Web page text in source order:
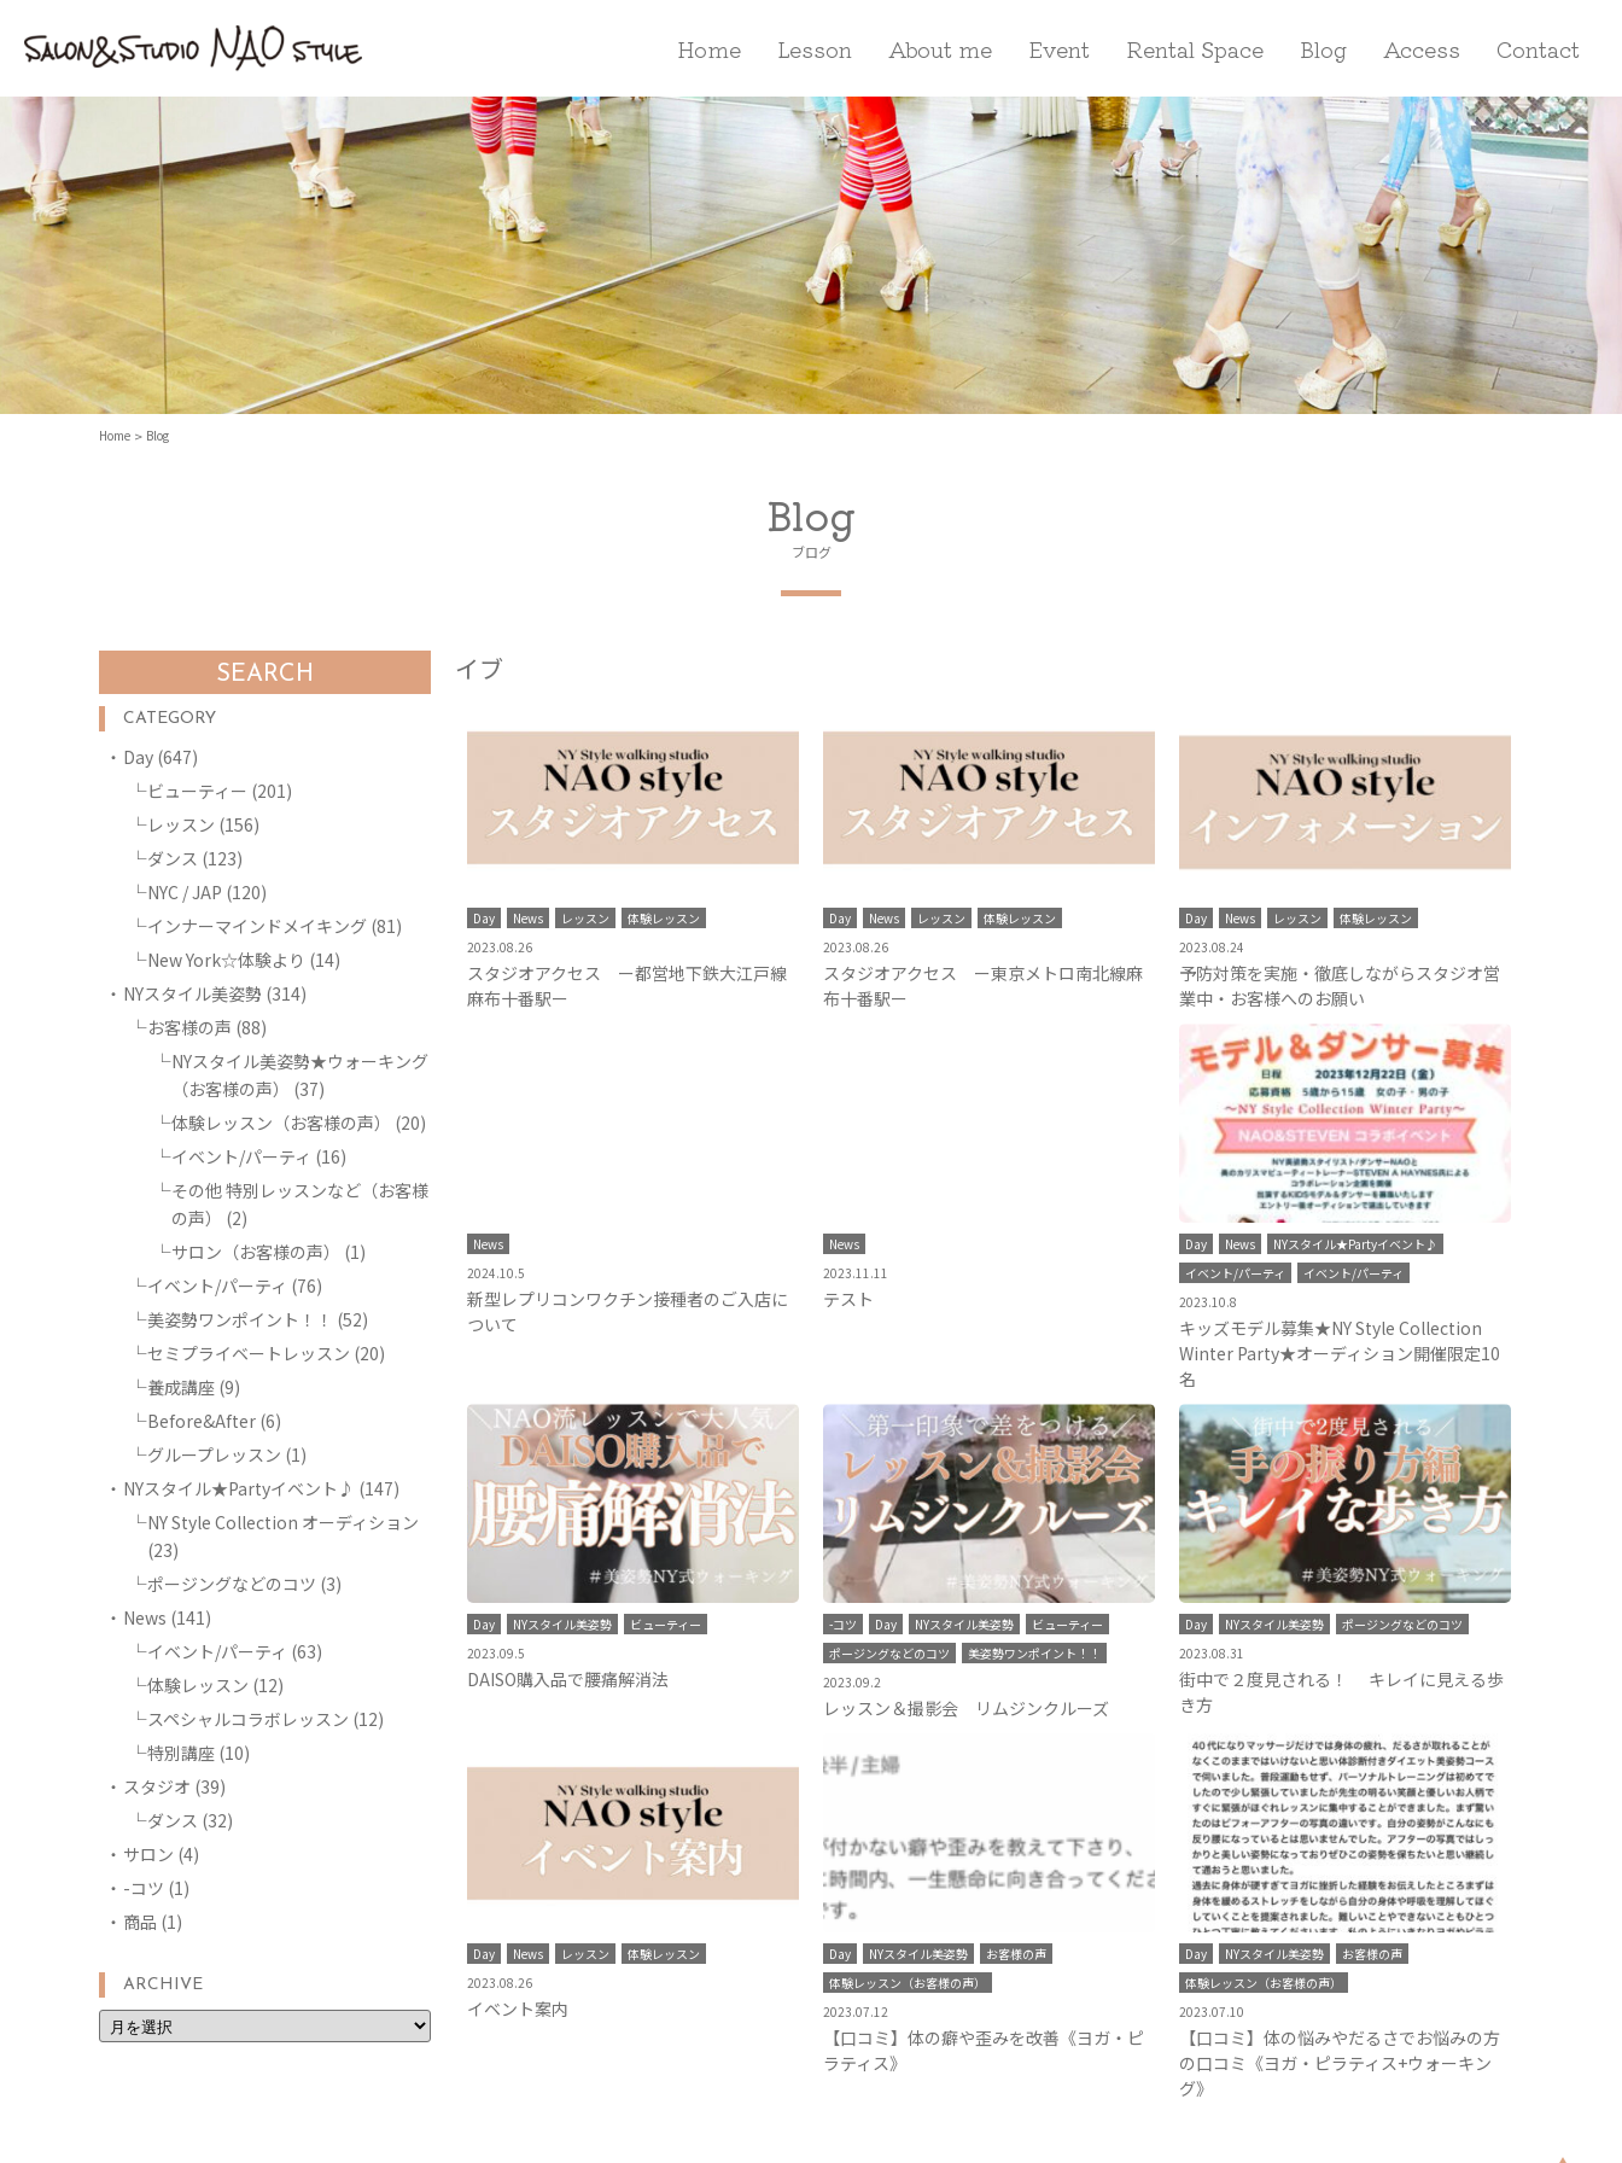
Home Lesson About me Event Rental Space Blog Access Contact
Home Blog
Blog
ブログ
SEARCH
CATEGORY
Day (647)
ビューティー (201)
レッスン (156)
ダンス (123)
NYC / JAP (120)
インナーマインドメイキング (81)
New York☆体験より (14)
NYスタイル美姿勢 (314)
お客様の声 (88)
NYスタイル美姿勢★ウォーキング
（お客様の声）
(37)
体験レッスン（お客様の声）
(20)
イベント/パーティ (16)
その他 特別レッスンなど（お客様
の声）
(2)
サロン（お客様の声）
(1)
イベント/パーティ (76)
美姿勢ワンポイント！！ (52)
セミプライベートレッスン (20)
養成講座 (9)
Before&After (6)
グループレッスン (1)
NYスタイル★Partyイベント♪ (147)
NY Style Collection オーディション
(23)
ポージングなどのコツ (3)
News (141)
イベント/パーティ (63)
体験レッスン (12)
スペシャルコラボレッスン (12)
特別講座 (10)
スタジオ (39)
ダンス (32)
サロン (4)
-コツ (1)
商品 (1)
ARCHIVE
イブ
Day News レッスン
体験レッスン
2023.08.26
スタジオアクセス ー都営地下鉄大江戸線
麻布十番駅ー
Day News レッスン
体験レッスン
2023.08.26
スタジオアクセス ー東京メトロ南北線麻
布十番駅ー
Day News レッスン
体験レッスン
2023.08.24
予防対策を実施・徹底しながらスタジオ営
業中・お客様へのお願い
News
2024.10.5
新型レプリコンワクチン接種者のご入店に
ついて
News
2023.11.11
テスト
Day News
NYスタイル★Partyイベント♪
イベント/パーティ
イベント/パーティ
2023.10.8
キッズモデル募集★NY Style Collection
Winter Party★オーディション開催限定10
名
Day NYスタイル美姿勢
ビューティー
2023.09.5
DAISO購入品で腰痛解消法
-コツ Day NYスタイル美姿勢
ビューティー
ポージングなどのコツ
美姿勢ワンポイント！！
2023.09.2
レッスン＆撮影会 リムジンクルーズ
Day NYスタイル美姿勢
ポージングなどのコツ
2023.08.31
街中で２度見される！ キレイに見える歩
き方
Day News レッスン
体験レッスン
2023.08.26
イベント案内
Day NYスタイル美姿勢
お客様の声
体験レッスン（お客様の声）
2023.07.12
【口コミ】体の癖や歪みを改善《ヨガ・ピ
ラティス》
Day NYスタイル美姿勢
お客様の声
体験レッスン（お客様の声）
2023.07.10
【口コミ】体の悩みやだるさでお悩みの方
の口コミ《ヨガ・ピラティス+ウォーキン
グ》